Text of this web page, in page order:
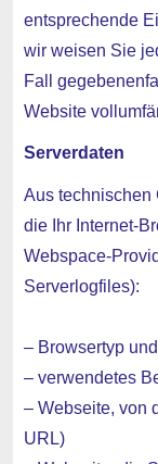
entsprechende
wir weisen Sie
Fall
Website
Serverdaten
Aus technischen
die Ihr Internet-
Webspace-
Serverlogfiles):
– Browsertyp
– verwendetes
– Webseite, von
URL)